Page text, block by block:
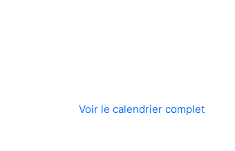
Voir le calendrier complet